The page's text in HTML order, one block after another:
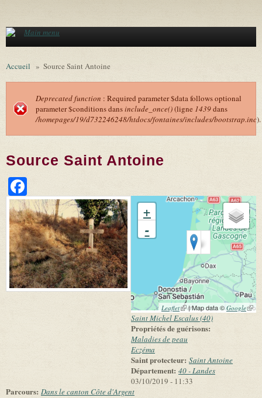
Main menu
Accueil » Source Saint Antoine
Message d'erreur
Deprecated function : Required parameter $data follows optional
parameter $conditions dansinclude_once()(ligne 1439dans
/homepages/19/d732246248/htdocs/fontaines/includes/bootstrap.inc).
Source Saint Antoine
+
-
Leaflet(link is external)
| Map data © Google(link
Saint Michel Escalus (40)
Propriétés de guérisons:
Maladies de peau
Eczéma
Saint protecteur: Saint Antoine
Département: 40 - Landes
03/10/2019 - 11:33
Parcours: Dans le canton Côte d'Argent